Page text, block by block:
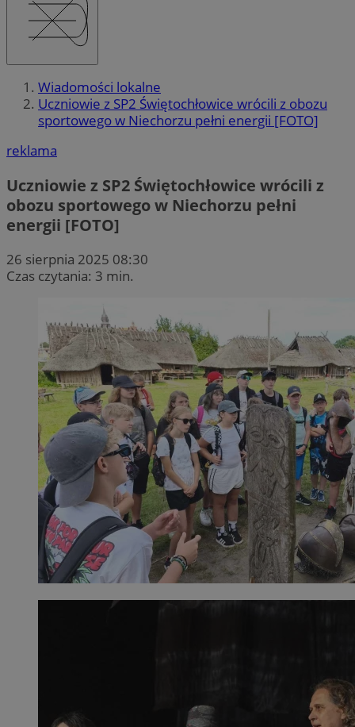
Wiadomości lokalne
Uczniowie z SP2 Świętochłowice wrócili z obozu
sportowego w Niechorzu pełni energii [FOTO]
reklama
Uczniowie z SP2 Świętochłowice wrócili z
obozu sportowego w Niechorzu pełni
energii [FOTO]
26 sierpnia 2025 08:30
Czas czytania: 3 min.